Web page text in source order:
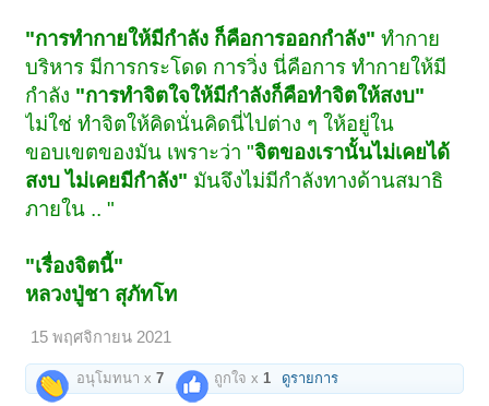
"การทำกายให้มีกำลัง ก็คือการออกกำลัง" ทำกาย
บริหาร มีการกระโดด การวิ่ง นี่คือการ ทำกายให้มี
กำลัง "การทำจิตใจให้มีกำลังก็คือทำจิตให้สงบ"
ไม่ใช่ ทำจิตให้คิดนั่นคิดนี่ไปต่าง ๆ ให้อยู่ใน
ขอบเขตของมัน เพราะว่า "จิตของเรานั้นไม่เคยได้
สงบ ไม่เคยมีกำลัง" มันจึงไม่มีกำลังทางด้านสมาธิ
ภายใน .. "
"เรื่องจิตนี้"
หลวงปู่ชา สุภัทโท
15 พฤศจิกายน 2021
อนุโมทนา x7 ถูกใจ x 1 ดูรายการ